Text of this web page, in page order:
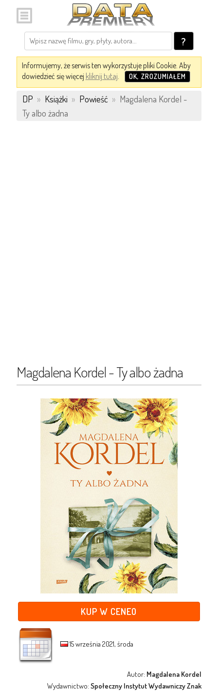
?
Informujemy, że serwis ten wykorzystuje pliki Cookie. Aby
dowiedzieć się więcej kliknij tutaj. OK, ZROZUMIAŁEM
DP » Książki » Powieść » Magdalena Kordel -
Ty albo żadna
Magdalena Kordel - Ty albo żadna
KUP W CENEO
15 września 2021, środa
Autor: Magdalena Kordel
Wydawnictwo:Społeczny Instytut Wydawniczy Znak